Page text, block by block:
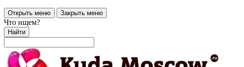
Открыть меню Закрыть меню
Что ищем?
Найти